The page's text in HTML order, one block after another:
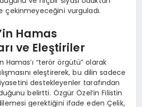
çekinmeyeceğini vurguladı.
Hamas
ve Eleştiriler
Hamas’ı “terör örgütü” olarak
eleştirerek, bu dilin sadece
destekleyenler tarafından
belirtti. Özgür Özel’in Filistin
gerektiğini ifade eden Çelik,